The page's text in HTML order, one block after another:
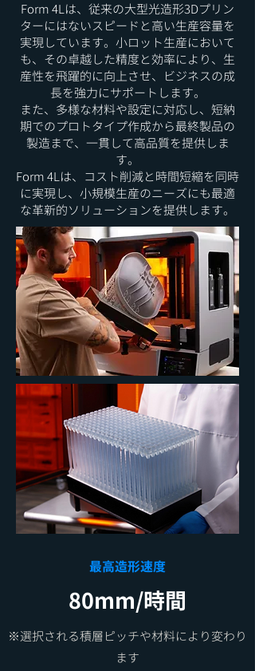
Form 4Lは、従来の大型光造形3Dプリン
ターにはないスピードと高い生産容量を
実現しています。小ロット生産において
も、その卓越した精度と効率により、生
産性を飛躍的に向上させ、ビジネスの成
長を強力にサポートします。
また、多様な材料や設定に対応し、短納
期でのプロトタイプ作成から最終製品の
製造まで、一貫して高品質を提供しま
す。
Form 4Lは、コスト削減と時間短縮を同時
に実現し、小規模生産のニーズにも最適
な革新的ソリューションを提供します。
​最高造形速度
80mm/時間
​※選択される積層ピッチや材料により変わり
ます